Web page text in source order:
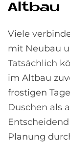
Alt­bau
Viele
mit Neubau
Tatsächlich
im Altbau
frostigen
Duschen als
Planung